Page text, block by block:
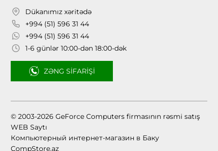
Dükanımız xəritədə
+994 (51) 596 31 44
+994 (51) 596 31 44
1-6 günlər 10:00-dən 18:00-dək
ZƏNG SIFARIŞI
© 2003-2026 GeForce Computers firmasının rəsmi satış
WEB Saytı
Компьютерный интернет-магазин в Баку
CompStore.az